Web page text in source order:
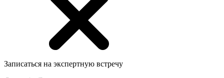
Записаться на экспертную встречу